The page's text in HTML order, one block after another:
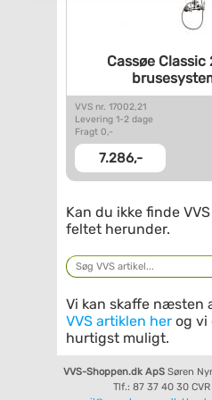
Cassøe
VVS nr. 17002,21
Levering 1-2 dage
Fragt 0,-
7.286,-
Kan du ikke finde
feltet herunder.
Vi kan skaffe næsten
VVS artiklen her og vi
hurtigst muligt.
VVS-Shoppen.dk ApS Søren
Tlf.: 87 37 40 30